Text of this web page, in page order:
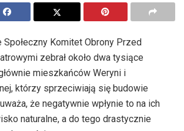
Społeczny Komitet Obrony Przed
zebrał około dwa tysiące
mieszkańców Weryni i
którzy sprzeciwiają się budowie
że negatywnie wpłynie to na ich
naturalne, a do tego drastycznie